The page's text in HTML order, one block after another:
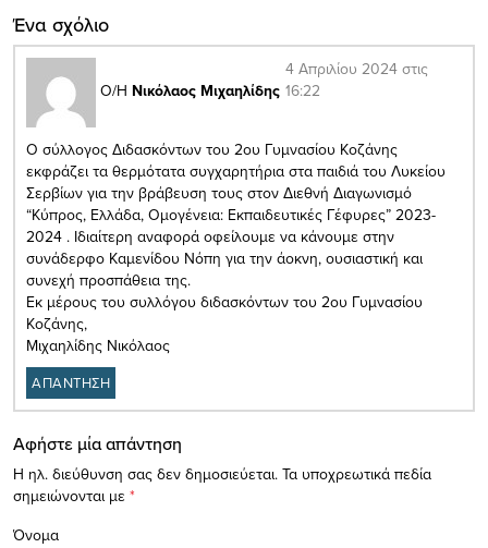
Ένα σχόλιο
Ο/Η Νικόλαος Μιχαηλίδης
4 Απριλίου 2024 στις
16:22
Ο σύλλογος Διδασκόντων του 2ου Γυμνασίου Κοζάνης
εκφράζει τα θερμότατα συγχαρητήρια στα παιδιά του Λυκείου
Σερβίων για την βράβευση τους στον Διεθνή Διαγωνισμό
“Κύπρος, Ελλάδα, Ομογένεια: Εκπαιδευτικές Γέφυρες” 2023-
2024 . Ιδιαίτερη αναφορά οφείλουμε να κάνουμε στην
συνάδερφο Καμενίδου Νόπη για την άοκνη, ουσιαστική και
συνεχή προσπάθεια της.
Εκ μέρους του συλλόγου διδασκόντων του 2ου Γυμνασίου
Κοζάνης,
Μιχαηλίδης Νικόλαος
ΑΠΑΝΤΗΣΗ
Αφήστε μία απάντηση
Η ηλ. διεύθυνση σας δεν δημοσιεύεται. Τα υποχρεωτικά πεδία
σημειώνονται με *
Όνομα